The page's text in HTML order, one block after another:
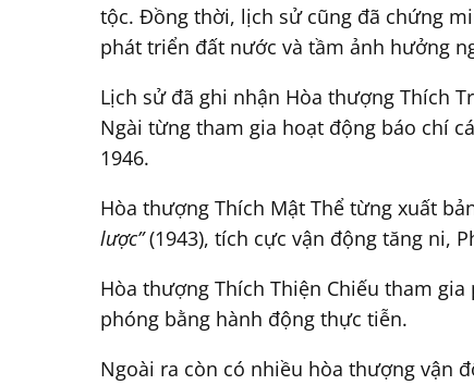
tộc. Đồng thời, lịch sử cũng đã chứng
phát triển đất nước và tầm ảnh hưởng
Lịch sử đã ghi nhận Hòa thượng Thích
Ngài từng tham gia hoạt động báo chí
1946.
Hòa thượng Thích Mật Thể từng xuất
lược”(1943), tích cực vận động tăng ni,
Hòa thượng Thích Thiện Chiếu tham
phóng bằng hành động thực tiễn.
Ngoài ra còn có nhiều hòa thượng vận